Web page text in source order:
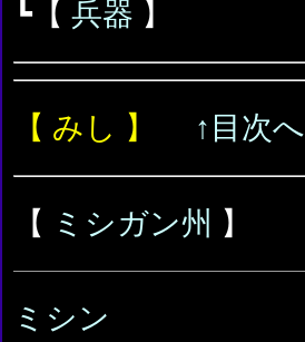
┗【 兵器 】
【 みし 】 ↑目次へ
【 ミシガン州 】
ミシン